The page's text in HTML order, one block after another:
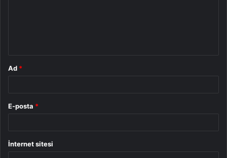
Ad *
E-posta *
İnternet sitesi